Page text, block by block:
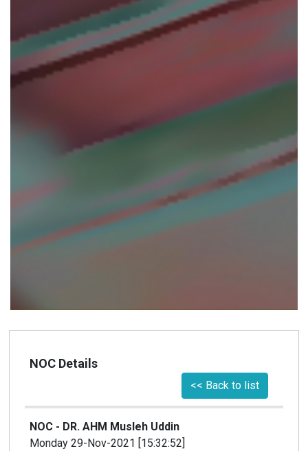
NOC Details
<< Back to list
NOC - DR. AHM Musleh Uddin
Monday 29-Nov-2021 [15:32:52]